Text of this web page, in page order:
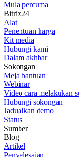
Mula percuma
Bitrix24
Alat
Penentuan harga
Kit media
Hubungi kami
Dalam akhbar
Sokongan
Meja bantuan
Webinar
Video cara melakukan
Hubungi sokongan
Jadualkan demo
Status
Sumber
Blog
Artikel
Penyelesaian